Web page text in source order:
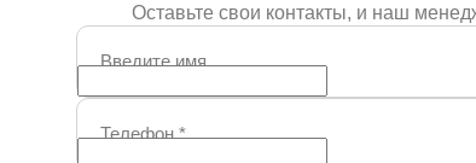
Оставьте свои контакты, и наш
Введите имя
Телефон*